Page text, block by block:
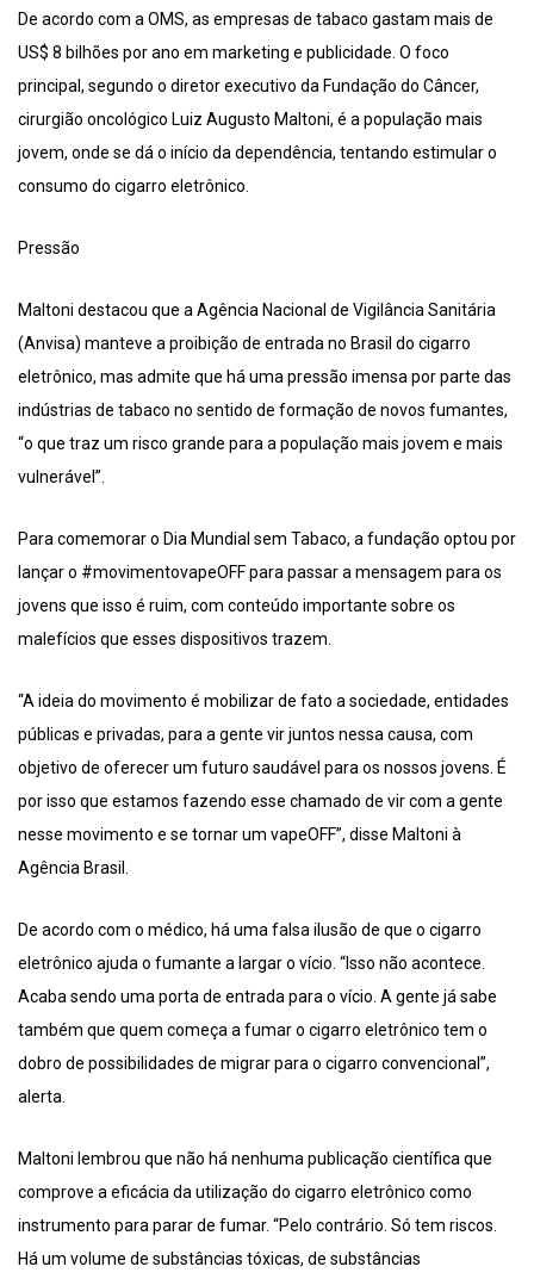
De acordo com a OMS, as empresas de tabaco gastam mais de
US$ 8 bilhões por ano em marketing e publicidade. O foco
principal, segundo o diretor executivo da Fundação do Câncer,
cirurgião oncológico Luiz Augusto Maltoni, é a população mais
jovem, onde se dá o início da dependência, tentando estimular o
consumo do cigarro eletrônico.
Pressão
Maltoni destacou que a Agência Nacional de Vigilância Sanitária
(Anvisa) manteve a proibição de entrada no Brasil do cigarro
eletrônico, mas admite que há uma pressão imensa por parte das
indústrias de tabaco no sentido de formação de novos fumantes,
“o que traz um risco grande para a população mais jovem e mais
vulnerável”.
Para comemorar o Dia Mundial sem Tabaco, a fundação optou por
lançar o #movimentovapeOFF para passar a mensagem para os
jovens que isso é ruim, com conteúdo importante sobre os
malefícios que esses dispositivos trazem.
“A ideia do movimento é mobilizar de fato a sociedade, entidades
públicas e privadas, para a gente vir juntos nessa causa, com
objetivo de oferecer um futuro saudável para os nossos jovens. É
por isso que estamos fazendo esse chamado de vir com a gente
nesse movimento e se tornar um vapeOFF”, disse Maltoni à
Agência Brasil.
De acordo com o médico, há uma falsa ilusão de que o cigarro
eletrônico ajuda o fumante a largar o vício. “Isso não acontece.
Acaba sendo uma porta de entrada para o vício. A gente já sabe
também que quem começa a fumar o cigarro eletrônico tem o
dobro de possibilidades de migrar para o cigarro convencional”,
alerta.
Maltoni lembrou que não há nenhuma publicação científica que
comprove a eficácia da utilização do cigarro eletrônico como
instrumento para parar de fumar. “Pelo contrário. Só tem riscos.
Há um volume de substâncias tóxicas, de substâncias